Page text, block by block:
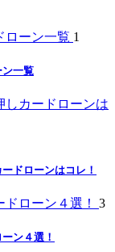
1
ン一覧
ドローンはコレ！
3
ン４選！